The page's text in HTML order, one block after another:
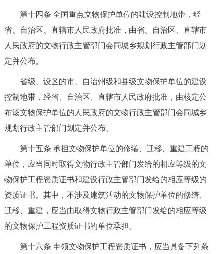
第十四条 全国重点文物保护单位的建设控制地带，经
省、自治区、直辖市人民政府批准，由省、自治区、直辖市
人民政府的文物行政主管部门会同城乡规划行政主管部门划
定并公布。
省级、设区的市、自治州级和县级文物保护单位的建设
控制地带，经省、自治区、直辖市人民政府批准，由核定公
布该文物保护单位的人民政府的文物行政主管部门会同城乡
规划行政主管部门划定并公布。
第十五条 承担文物保护单位的修缮、迁移、重建工程的
单位，应当同时取得文物行政主管部门发给的相应等级的文
物保护工程资质证书和建设行政主管部门发给的相应等级的
资质证书。其中，不涉及建筑活动的文物保护单位的修缮、
迁移、重建，应当由取得文物行政主管部门发给的相应等级
的文物保护工程资质证书的单位承担。
第十六条 申领文物保护工程资质证书，应当具备下列条